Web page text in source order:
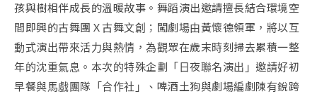
孩與樹相伴成長的溫暖故事。舞蹈演出邀請擅長結合環境空
間即興的古舞團Ｘ古舞文創；闖劇場由黃懷德領軍，將以互
動式演出帶來活力與熱情， 為觀眾在歲末時刻掃去累積一整
年的沈重氣息。本次的特殊企劃「日夜聯名演出」邀請好初
早餐與馬戲團隊「合作社」、 啤酒土狗與劇場編劇陳有銳跨